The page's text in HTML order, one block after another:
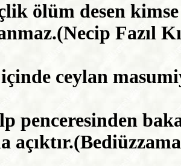
ölüm desen
Fazıl
ceylan
penceresinden